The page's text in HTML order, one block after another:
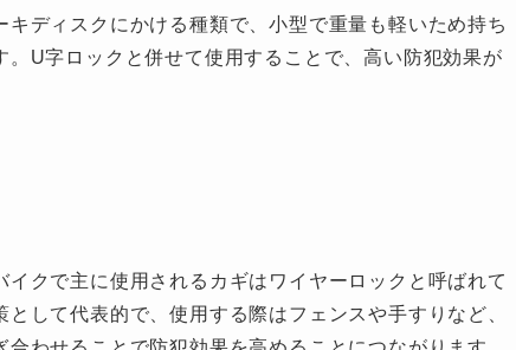
キディスクにかける種類で、小型で重量も軽いため持ち
。U字ロックと併せて使用することで、高い防犯効果が
イクで主に使用されるカギはワイヤーロックと呼ばれて
して代表的で、使用する際はフェンスや手すりなど、